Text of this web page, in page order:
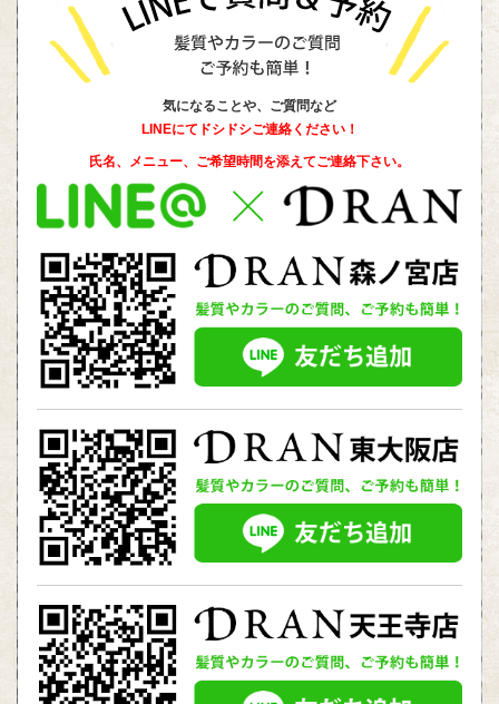
気になることや、ご質問など
LINEにてドシドシご連絡ください！
氏名、メニュー、ご希望時間を添えてご連絡下さい。